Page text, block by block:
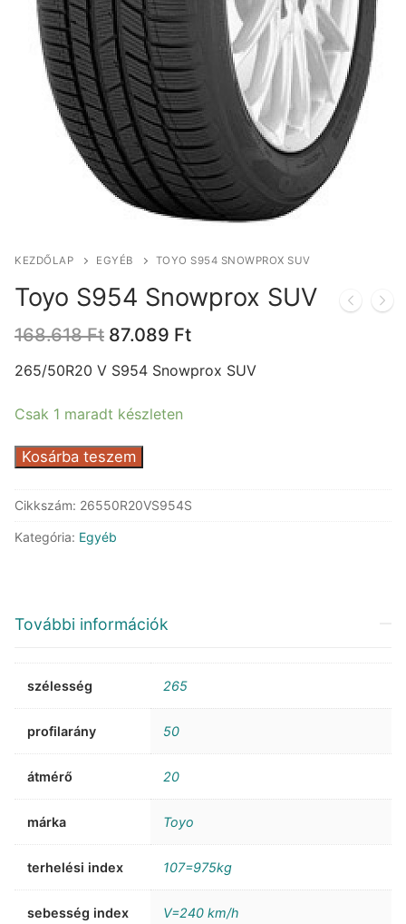
KEZDŐLAP EGYÉB TOYO S954 SNOWPROX SUV
Toyo S954 Snowprox SUV
168.618Ft Original
was:
87.089 FtCurrent
is:
265/50R20 V S954 Snowprox SUV
Csak 1 maradt készleten
Toyo
Snowprox
mennyiség
Kosárba teszem
Cikkszám: 26550R20VS954S
Kategória: Egyéb
További információk
szélesség 265
profilarány 50
átmérő 20
márka Toyo
terhelési index 107=975kg
sebesség index V=240 km/h